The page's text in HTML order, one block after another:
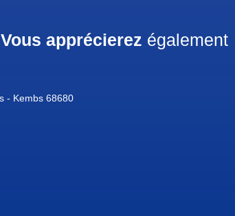
Vous apprécierez également